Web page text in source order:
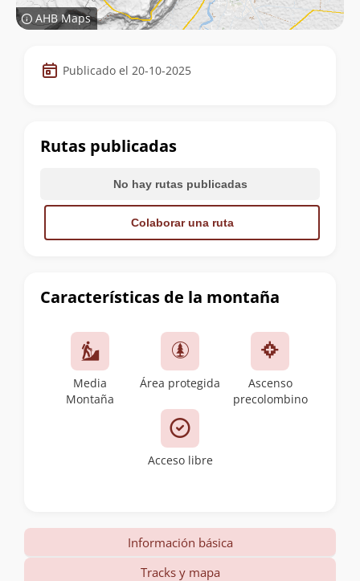
AHB Maps
Datos
de
cumbre
Publicado el 20-10-2025
Características de la montaña
Media
Montaña
Área protegida
Ascenso
precolombino
Acceso libre
Rutas publicadas
No hay rutas publicadas
Colaborar una ruta
Información básica
Tracks y mapa